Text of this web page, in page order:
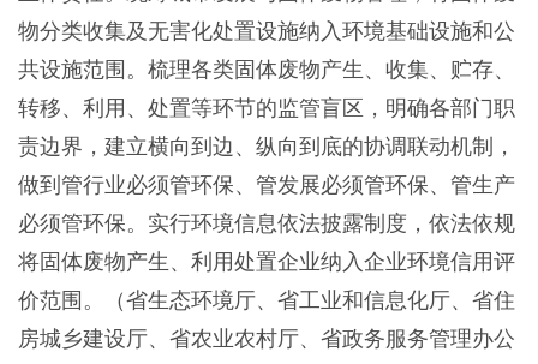
物分类收集及无害化处置设施纳入环境基础设施和公
共设施范围。梳理各类固体废物产生、收集、贮存、
转移、利用、处置等环节的监管盲区，明确各部门职
责边界，建立横向到边、纵向到底的协调联动机制，
做到管行业必须管环保、管发展必须管环保、管生产
必须管环保。实行环境信息依法披露制度，依法依规
将固体废物产生、利用处置企业纳入企业环境信用评
价范围。（省生态环境厅、省工业和信息化厅、省住
房城乡建设厅、省农业农村厅、省政务服务管理办公